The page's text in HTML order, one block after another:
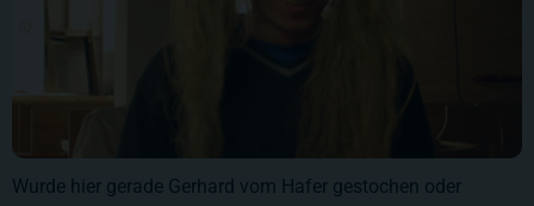
Wurde hier gerade Gerhard vom Hafer gestochen oder